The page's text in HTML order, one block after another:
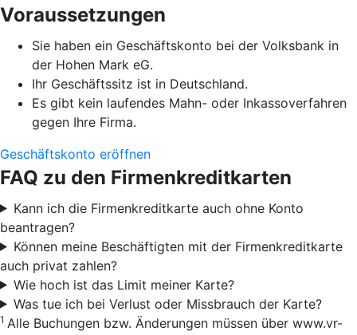
Voraussetzungen
Sie haben ein Geschäftskonto bei der Volksbank in
der Hohen Mark eG.
Ihr Geschäftssitz ist in Deutschland.
Es gibt kein laufendes Mahn- oder Inkassoverfahren
gegen Ihre Firma.
Geschäftskonto eröffnen
FAQ zu den Firmenkreditkarten
Kann ich die Firmenkreditkarte auch ohne Konto
beantragen?
Können meine Beschäftigten mit der Firmenkreditkarte
auch privat zahlen?
Wie hoch ist das Limit meiner Karte?
Was tue ich bei Verlust oder Missbrauch der Karte?
1 Alle Buchungen bzw. Änderungen müssen über www.vr-